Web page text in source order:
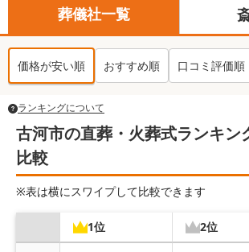
葬儀社一覧
価格が安い順 おすすめ順 口コミ評価順
ランキングについて
古河市の直葬・火葬式ランキン
比較
※表は横にスワイプして比較できます
1位 2位